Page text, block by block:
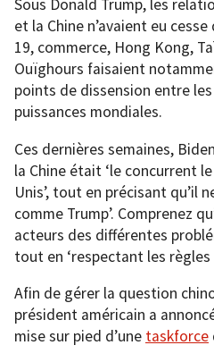
Sous Donald Trump, les
et la Chine n’avaient eu cesse
19, commerce, Hong Kong,
Ouïghours faisaient
points de dissension entre
puissances mondiales.
Ces dernières semaines,
la Chine était ‘le concurrent
Unis’, tout en précisant qu’il
comme Trump’. Comprenez
acteurs des différentes
tout en ‘respectant les règles
Afin de gérer la question
président américain a
mise sur pied d’une taskforce